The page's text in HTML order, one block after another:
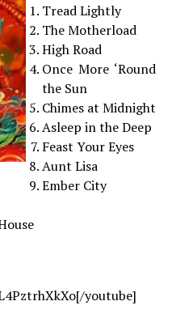
Tread Lightly
The Motherload
High Road
Once More ‘Round
the Sun
Chimes at Midnight
Asleep in the Deep
Feast Your Eyes
Aunt Lisa
Ember City
youtube]